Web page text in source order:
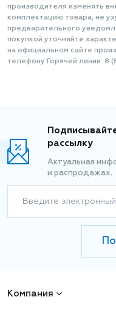
производителя изменять
комплектацию товара, не
предварительного
покупкой уточняйте
на официальном сайте
телефону Горячей линии:
рассылку
Актуальная
и распродажах.
Введите
Компания